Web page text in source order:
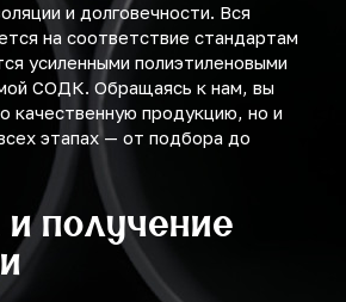
и долговечности. Вся
на соответствие стандартам
усиленными полиэтиленовыми
СОДК. Обращаясь к нам, вы
качественную продукцию, но и
этапах — от подбора до
получение